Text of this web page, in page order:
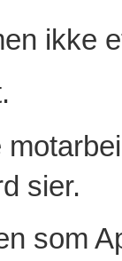
ikke
sier.
som